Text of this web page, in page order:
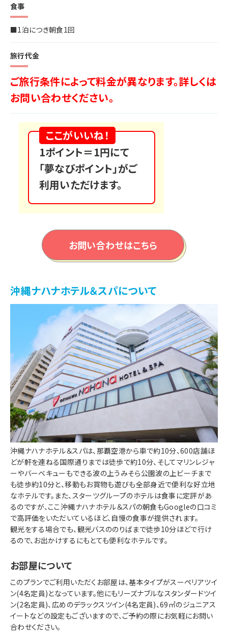
食事
■1泊につき朝食1回
旅行代金
ご旅行条件によって料金が異なります。詳しくは
お問い合わせください。
ここがいいね！
1ポイント＝1円にて
「夢なびポイント」がご
利用いただけます。
お問い合わせはこちら
沖縄ナハナホテル＆スパについて
沖縄ナハナホテル＆スパは、那覇空港から車で約10分、600店舗ほ
どが軒を連ねる国際通りまでは徒歩で約10分、そしてマリンレジャ
ーやバーベキューもできる波の上うみそら公園波の上ビーチまで
も徒歩約10分と、移動もお買物も遊びも全部身近で便利な好立地
なホテルです。また、スターツグループのホテルは食事に定評があ
るのですが、ここ沖縄ナハナホテル＆スパの朝食もGoogleの口コミ
で高評価をいただいているほど、自慢の食事が提供されます。
観光をする場合でも、観光バスののりばまで徒歩10分ほどで行け
るので、お出かけするにもとても便利なホテルです。
お部屋について
このプランでご利用いただくお部屋は、基本タイプがスーペリアツイ
ン(4名定員)となっています。他にもリーズナブルなスタンダードツイ
ン(2名定員)、広めのデラックスツイン(4名定員)、69㎡のジュニアス
イートなどの設定もございますので、ご予約の際にお気軽にお問い
合わせください。